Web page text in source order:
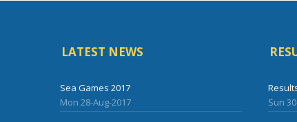
LATEST NEWS
Sea Games 2017
Mon 28-Aug-2017
Sun